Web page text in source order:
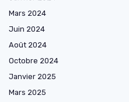
Mars 2024
Juin 2024
Août 2024
Octobre 2024
Janvier 2025
Mars 2025